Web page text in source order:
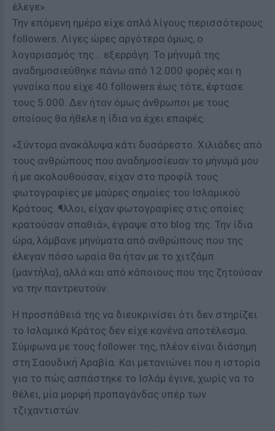
έλεγε».
Την επόμενη ημέρα είχε απλά λίγους περισσότερους
followers. Λίγες ώρες αργότερα όμως, ο
λογαριασμός της... εξερράγη. Το μήνυμά της
αναδημοσιεύθηκε πάνω από 12.000 φορές και η
γυναίκα που είχε 40 followers έως τότε, έφτασε
τους 5.000. Δεν ήταν όμως άνθρωποι με τους
οποίους θα ήθελε η ίδια να έχει επαφές.
«Σύντομα ανακάλυψα κάτι δυσάρεστο. Χιλιάδες από
τους ανθρώπους που αναδημοσίευαν το μήνυμά μου
ή με ακολουθούσαν, είχαν στο προφίλ τους
φωτογραφίες με μαύρες σημαίες του Ισλαμικού
Κράτους. ¶λλοι, είχαν φωτογραφίες στις οποίες
κρατούσαν σπαθιά», έγραψε στο blog της. Την ίδια
ώρα, λάμβανε μηνύματα από ανθρώπους που της
έλεγαν πόσο ωραία θα ήταν με το χιτζάμπ
(μαντήλα), αλλά και από κάποιους που της ζητούσαν
να την παντρευτούν.
Η προσπάθειά της να διευκρινίσει ότι δεν στηρίζει
το Ισλαμικό Κράτος δεν είχε κανένα αποτέλεσμα.
Σύμφωνα με τους follower της, πλέον είναι διάσημη
στη Σαουδική Αραβία. Και μετανιώνει που η ιστορία
για το πώς ασπάστηκε το Ισλάμ έγινε, χωρίς να το
θέλει, μία μορφή προπαγάνδας υπέρ των
τζιχαντιστών.